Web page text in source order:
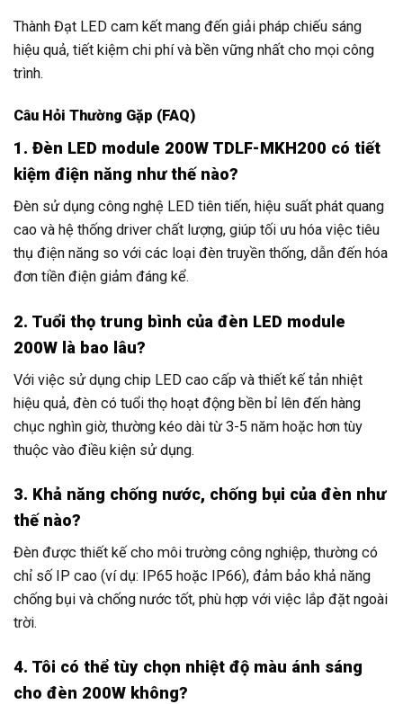
Thành Đạt LED cam kết mang đến giải pháp chiếu sáng
hiệu quả, tiết kiệm chi phí và bền vững nhất cho mọi công
trình.
Câu Hỏi Thường Gặp (FAQ)
1. Đèn LED module 200W TDLF-MKH200 có tiết
kiệm điện năng như thế nào?
Đèn sử dụng công nghệ LED tiên tiến, hiệu suất phát quang
cao và hệ thống driver chất lượng, giúp tối ưu hóa việc tiêu
thụ điện năng so với các loại đèn truyền thống, dẫn đến hóa
đơn tiền điện giảm đáng kể.
2. Tuổi thọ trung bình của đèn LED module
200W là bao lâu?
Với việc sử dụng chip LED cao cấp và thiết kế tản nhiệt
hiệu quả, đèn có tuổi thọ hoạt động bền bỉ lên đến hàng
chục nghìn giờ, thường kéo dài từ 3-5 năm hoặc hơn tùy
thuộc vào điều kiện sử dụng.
3. Khả năng chống nước, chống bụi của đèn như
thế nào?
Đèn được thiết kế cho môi trường công nghiệp, thường có
chỉ số IP cao (ví dụ: IP65 hoặc IP66), đảm bảo khả năng
chống bụi và chống nước tốt, phù hợp với việc lắp đặt ngoài
trời.
4. Tôi có thể tùy chọn nhiệt độ màu ánh sáng
cho đèn 200W không?